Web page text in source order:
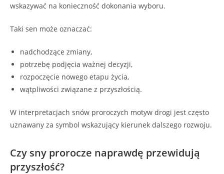
wskazywać na konieczność dokonania wyboru.
Taki sen może oznaczać:
nadchodzące zmiany,
potrzebę podjęcia ważnej decyzji,
rozpoczęcie nowego etapu życia,
wątpliwości związane z przyszłością.
W interpretacjach snów proroczych motyw drogi jest często
uznawany za symbol wskazujący kierunek dalszego rozwoju.
Czy sny prorocze naprawdę przewidują
przyszłość?